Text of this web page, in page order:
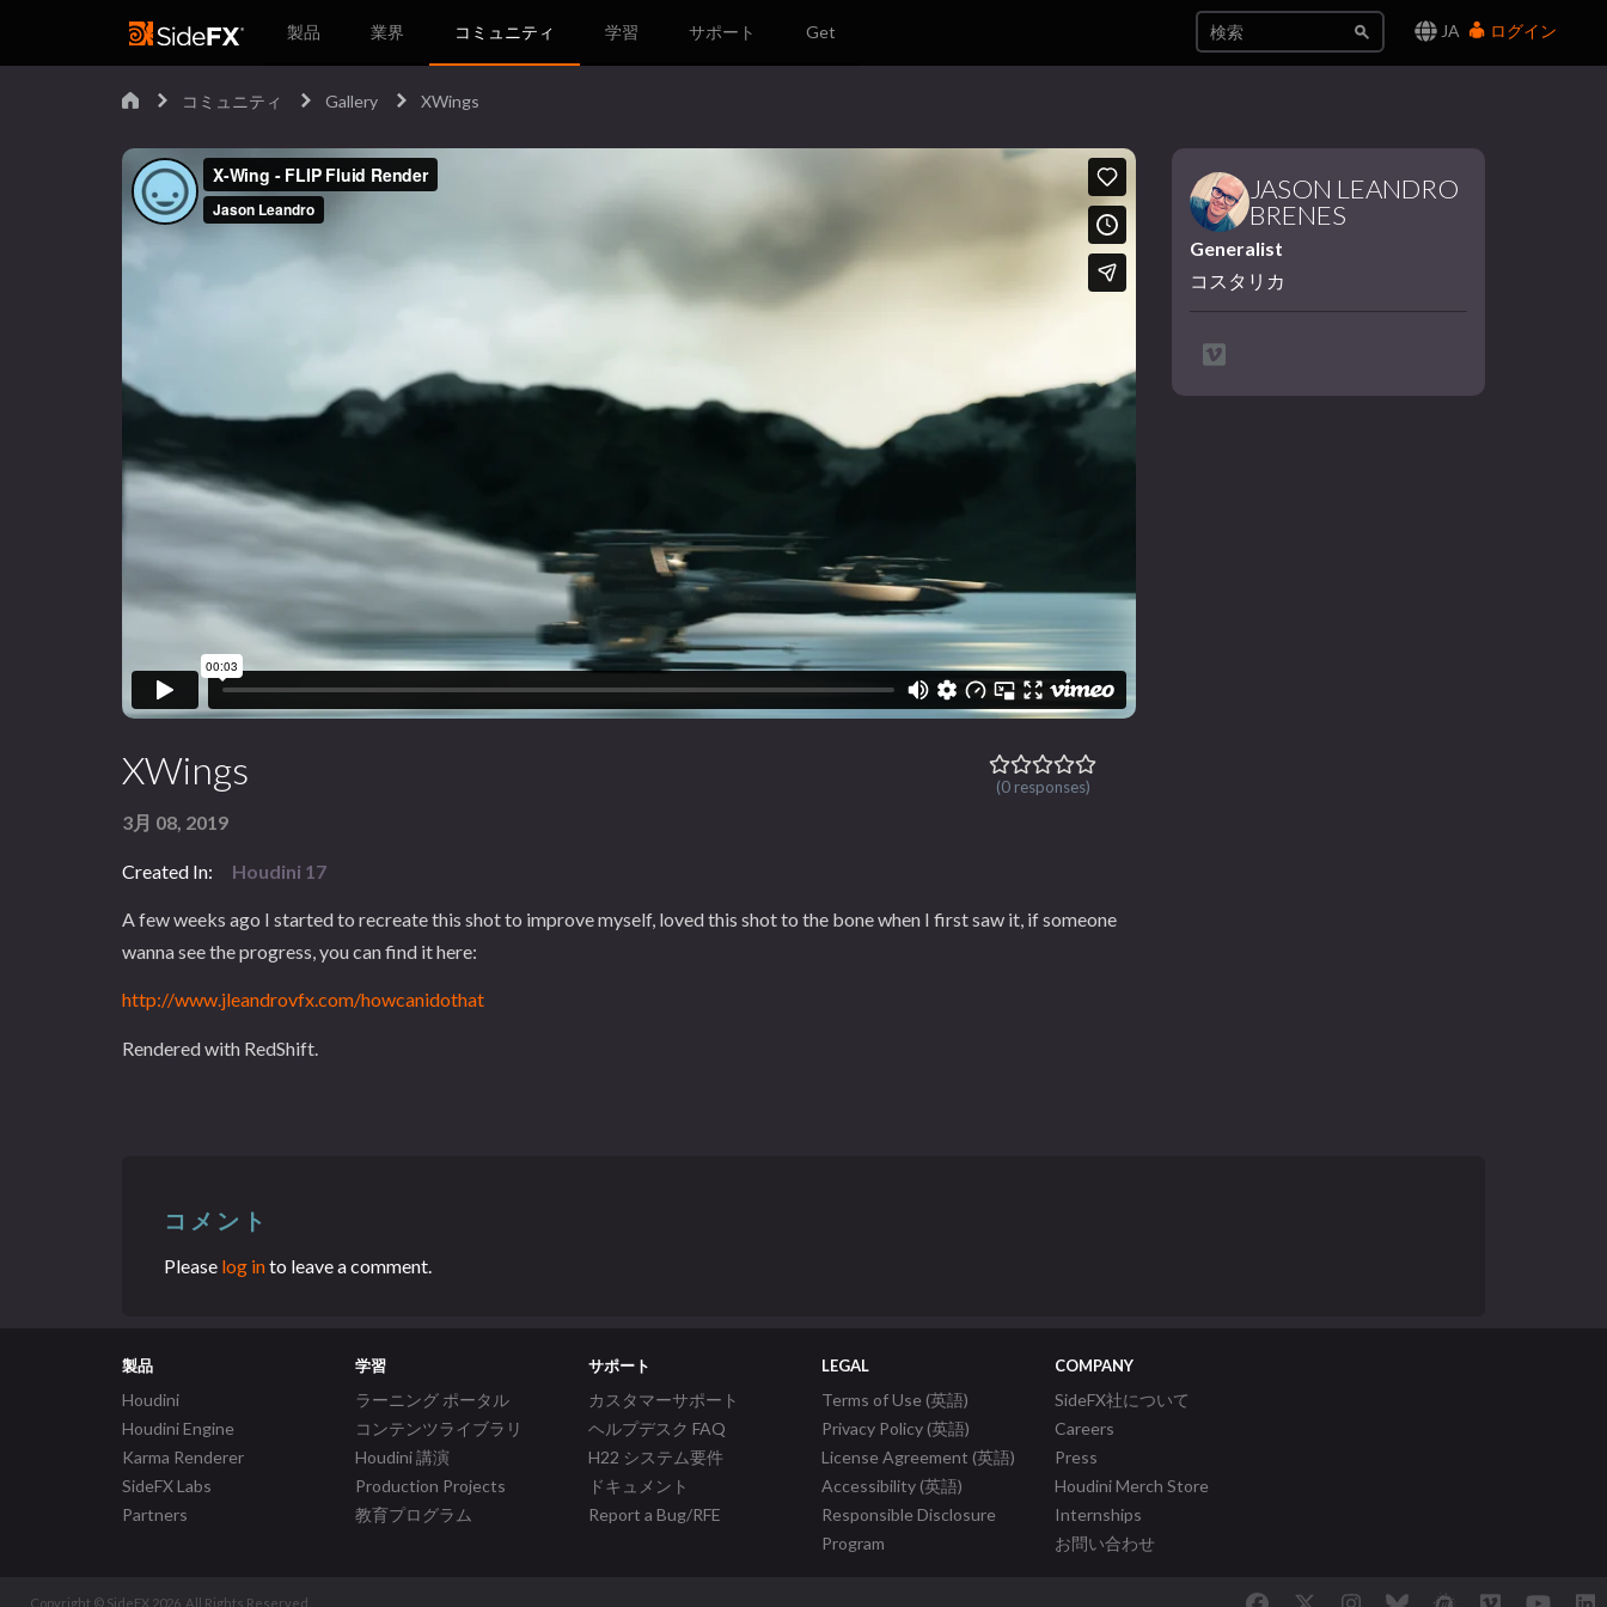
JA ログイン
製品 業界 コミュニティ 学習 サポート Get
コミュニティ Gallery XWings
XWings
3月 08, 2019
Created In: Houdini 17
(0 responses)
A few weeks ago I started to recreate this shot to improve myself, loved this shot to the bone when I first saw it, if someone
wanna see the progress, you can find it here:
http://www.jleandrovfx.com/howcanidothat
Rendered with RedShift.
JASON LEANDRO
BRENES
Generalist
コスタリカ
コメント
Please log into leave a comment.
製品
Houdini
Houdini Engine
Karma Renderer
SideFX Labs
Partners
学習
ラーニング ポータル
コンテンツライブラリ
Houdini 講演
Production Projects
教育プログラム
サポート
カスタマーサポート
ヘルプデスク FAQ
H22 システム要件
ドキュメント
Report a Bug/RFE
LEGAL
Terms of Use (英語)
Privacy Policy (英語)
License Agreement (英語)
Accessibility (英語)
Responsible Disclosure
Program
COMPANY
SideFX社について
Careers
Press
Houdini Merch Store
Internships
お問い合わせ
Copyright © SideFX 2026. All Rights Reserved.